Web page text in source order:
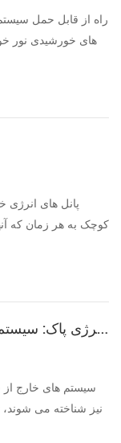
راه از قابل حمل
های خورشیدی نور
قدرت جریان
متناوب) دستگاه های
پانل های
کوچک به هر زمان که
حال قبض های
از انرژی پاک: سیستم خورشیدی خارج از شبکه استفاده کنید
سیستم های خارج از
نیز شناخته می